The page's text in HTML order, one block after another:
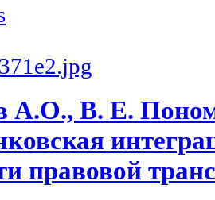
А.О., В. Е.
правовой